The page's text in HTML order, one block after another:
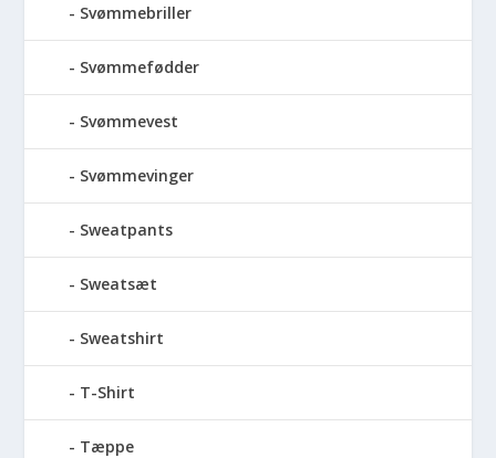
Svømmebriller
Svømmefødder
Svømmevest
Svømmevinger
Sweatpants
Sweatsæt
Sweatshirt
T-Shirt
Tæppe